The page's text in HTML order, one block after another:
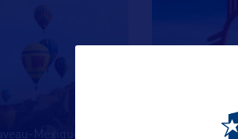
Mexique
Hobbs est